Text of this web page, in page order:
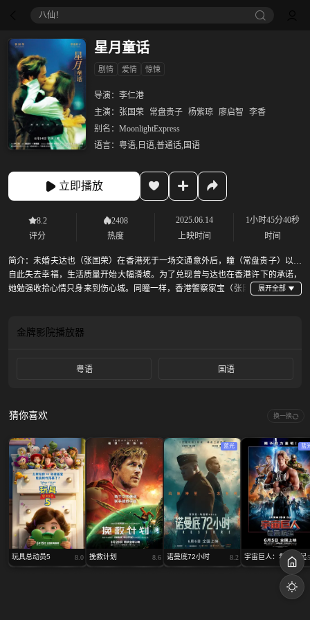
八仙！
星月童话
剧情 爱情 惊悚
导演： 李仁港
主演： 张国荣 常盘贵子 杨紫琼 廖启智
李香
别名： MoonlightExpress
语言： 粤语,日语,普通话,国语
立即播放
8.2
评分
2408
热度
2025.06.14
上映时间
1小时45分40秒
时间
简介：未婚夫达也（张国荣）在香港死于一场交通意外后，瞳（常盘贵子）以为
自此失去幸福，生活质量开始大幅滑坡。为了兑现曾与达也在香港许下的承诺，
她勉强收拾心情只身来到伤心城。同瞳一样，香港警察家宝（张国
家宝后，因为家宝与达也长得一模一样，疑惑达也还在，内心又起美丽的憧憬，
金牌影院播放器
粤语 国语
猜你喜欢 换一换
玩具总动员5 8.0 挽救计划 8.6
蓝光
诺曼底72小时 8.2
蓝
宇宙巨人：希曼崛起